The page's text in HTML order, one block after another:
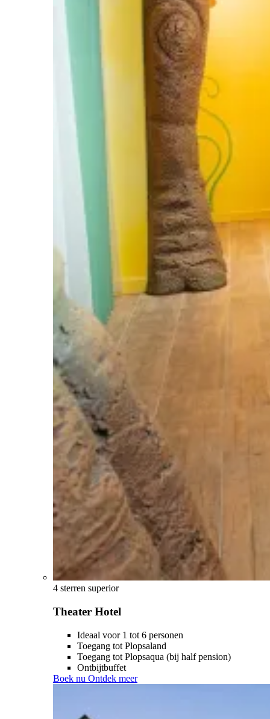
4 sterren superior
Theater Hotel
Ideaal voor 1 tot 6 personen
Toegang tot Plopsaland
Toegang tot Plopsaqua (bij half pension)
Ontbijtbuffet
Boek nu Ontdek meer